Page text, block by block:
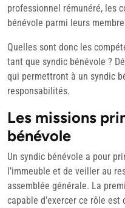
professionnel rémunéré, les
bénévole parmi leurs
Quelles sont donc les
tant que syndic bénévole ?
qui permettront à un syndic
responsabilités.
Les missions
bénévole
Un syndic bénévole a pour
l’immeuble et de veiller au
assemblée générale. La
capable d’exercer ce rôle